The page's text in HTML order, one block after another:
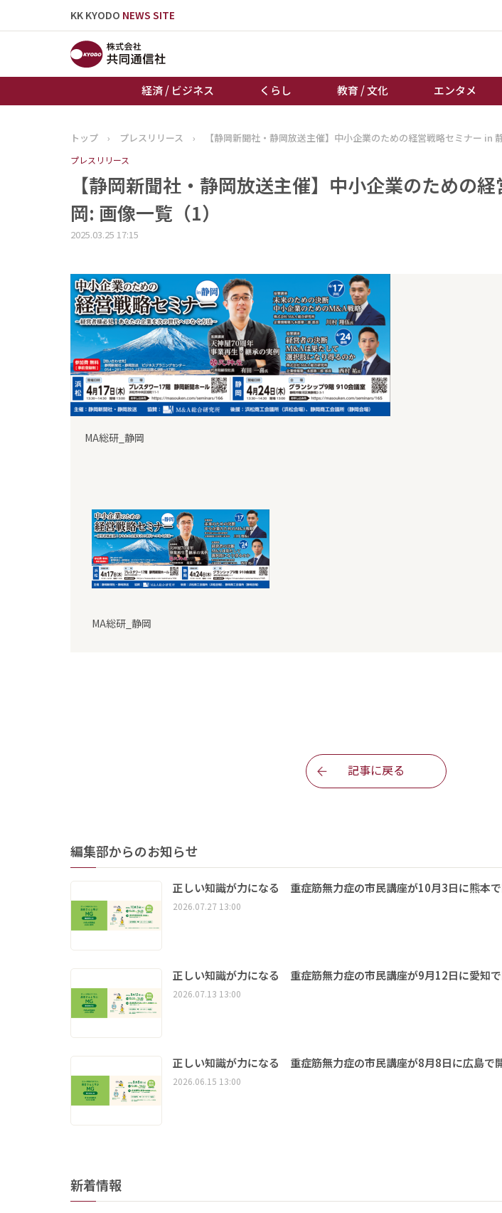
KK KYODO NEWS SITE
経済 / ビジネス くらし 教育 / 文化 エンタメ
トップページ
経済 / ビジネス
教育 / 文化
キーパーソン
トップ › プレスリリース › 【静岡新聞社・静岡放送主催】中小企業のための経営戦略セミナー in
プレスリリース
【静岡新聞社・静岡放送主催】中小企業のための
岡: 画像一覧（1）
2025.03.25 17:15
MA総研_静岡
MA総研_静岡
記事に戻る
編集部からのお知らせ
正しい知識が力になる 重症筋無力症の市民講座が10月3日に熊本
2026.07.27 13:00
正しい知識が力になる 重症筋無力症の市民講座が9月12日に愛知
2026.07.13 13:00
正しい知識が力になる 重症筋無力症の市民講座が8月8日に広島で
2026.06.15 13:00
新着情報